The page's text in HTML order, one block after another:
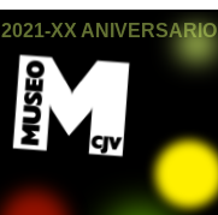
2021-XX ANIVERSARIO